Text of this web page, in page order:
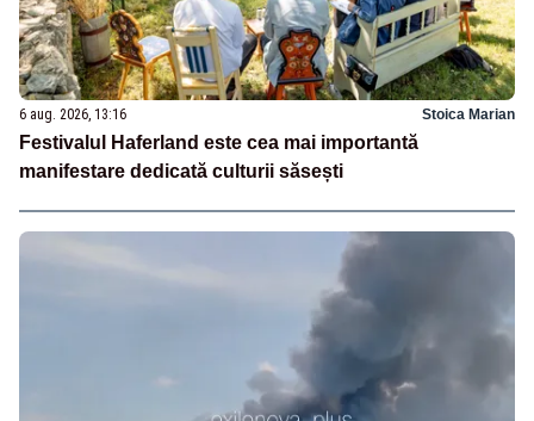
6 aug. 2026, 13:16 Stoica Marian
Festivalul Haferland este cea mai importantă
manifestare dedicată culturii săsești